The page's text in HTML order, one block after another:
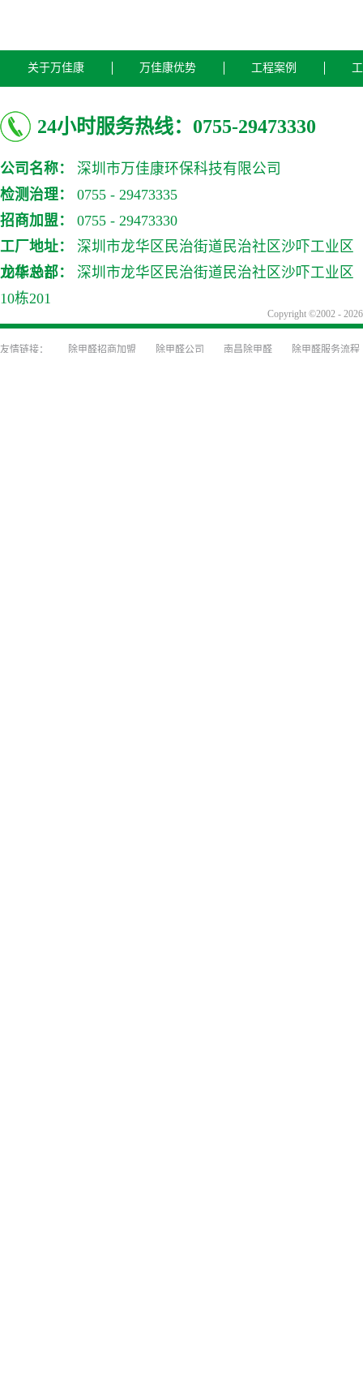
关于万佳康 万佳康优势 工程案例
24小时服务热线：0755-29473330
公司名称：
深圳市万佳康环保科技有限公司
检测治理：
0755 - 29473335
招商加盟：
0755 - 29473330
工厂地址：
深圳市龙华区民治街道民治社区沙吓工业区
10栋201
龙华总部：
深圳市龙华区民治街道民治社区沙吓工业区
10栋201
Copyright ©2002 -
除甲醛招商加盟 除甲醛公司 南昌除甲醛 除甲醛服务流程